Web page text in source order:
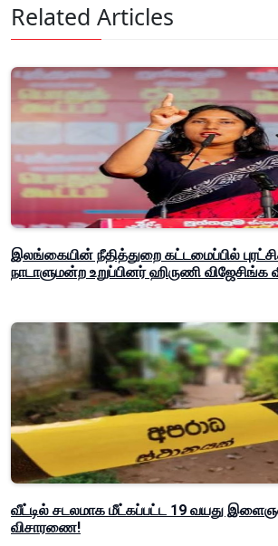
Related Articles
இலங்கையின் நீதித்துறை கட்டமைப்பில்
நாடாளுமன்ற உறுப்பினர் ஹிருணி விஜேசிங்க
வீட்டில் சடலமாக மீட்கப்பட்ட 19 வயது
விசாரணை!